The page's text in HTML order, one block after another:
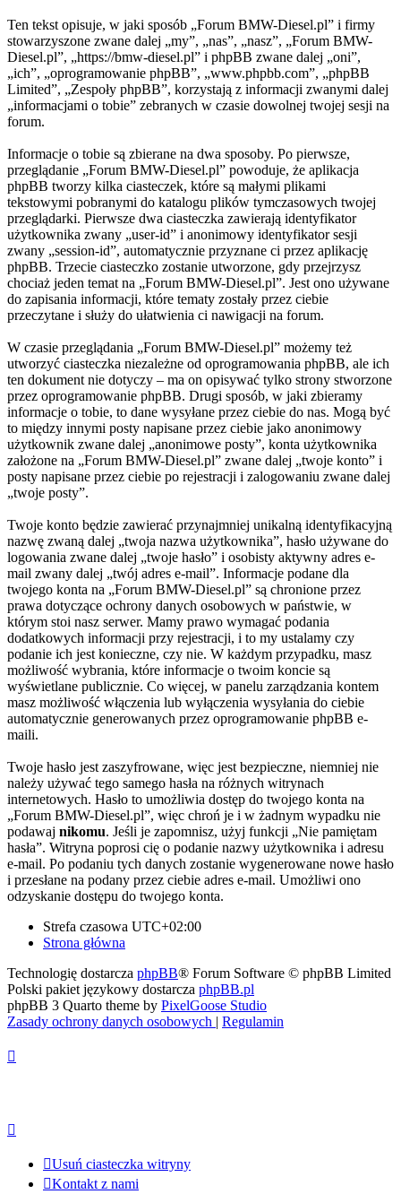
Ten tekst opisuje, w jaki sposób „Forum BMW-Diesel.pl” i firmy
stowarzyszone zwane dalej „my”, „nas”, „nasz”, „Forum BMW-
Diesel.pl”, „https://bmw-diesel.pl” i phpBB zwane dalej „oni”,
„ich”, „oprogramowanie phpBB”, „www.phpbb.com”, „phpBB
Limited”, „Zespoły phpBB”, korzystają z informacji zwanymi dalej
„informacjami o tobie” zebranych w czasie dowolnej twojej sesji na
forum.
Informacje o tobie są zbierane na dwa sposoby. Po pierwsze,
przeglądanie „Forum BMW-Diesel.pl” powoduje, że aplikacja
phpBB tworzy kilka ciasteczek, które są małymi plikami
tekstowymi pobranymi do katalogu plików tymczasowych twojej
przeglądarki. Pierwsze dwa ciasteczka zawierają identyfikator
użytkownika zwany „user-id” i anonimowy identyfikator sesji
zwany „session-id”, automatycznie przyznane ci przez aplikację
phpBB. Trzecie ciasteczko zostanie utworzone, gdy przejrzysz
chociaż jeden temat na „Forum BMW-Diesel.pl”. Jest ono używane
do zapisania informacji, które tematy zostały przez ciebie
przeczytane i służy do ułatwienia ci nawigacji na forum.
W czasie przeglądania „Forum BMW-Diesel.pl” możemy też
utworzyć ciasteczka niezależne od oprogramowania phpBB, ale ich
ten dokument nie dotyczy – ma on opisywać tylko strony stworzone
przez oprogramowanie phpBB. Drugi sposób, w jaki zbieramy
informacje o tobie, to dane wysyłane przez ciebie do nas. Mogą być
to między innymi posty napisane przez ciebie jako anonimowy
użytkownik zwane dalej „anonimowe posty”, konta użytkownika
założone na „Forum BMW-Diesel.pl” zwane dalej „twoje konto” i
posty napisane przez ciebie po rejestracji i zalogowaniu zwane dalej
„twoje posty”.
Twoje konto będzie zawierać przynajmniej unikalną identyfikacyjną
nazwę zwaną dalej „twoja nazwa użytkownika”, hasło używane do
logowania zwane dalej „twoje hasło” i osobisty aktywny adres e-
mail zwany dalej „twój adres e-mail”. Informacje podane dla
twojego konta na „Forum BMW-Diesel.pl” są chronione przez
prawa dotyczące ochrony danych osobowych w państwie, w
którym stoi nasz serwer. Mamy prawo wymagać podania
dodatkowych informacji przy rejestracji, i to my ustalamy czy
podanie ich jest konieczne, czy nie. W każdym przypadku, masz
możliwość wybrania, które informacje o twoim koncie są
wyświetlane publicznie. Co więcej, w panelu zarządzania kontem
masz możliwość włączenia lub wyłączenia wysyłania do ciebie
automatycznie generowanych przez oprogramowanie phpBB e-
maili.
Twoje hasło jest zaszyfrowane, więc jest bezpieczne, niemniej nie
należy używać tego samego hasła na różnych witrynach
internetowych. Hasło to umożliwia dostęp do twojego konta na
„Forum BMW-Diesel.pl”, więc chroń je i w żadnym wypadku nie
podawaj nikomu. Jeśli je zapomnisz, użyj funkcji „Nie pamiętam
hasła”. Witryna poprosi cię o podanie nazwy użytkownika i adresu
e-mail. Po podaniu tych danych zostanie wygenerowane nowe hasło
i przesłane na podany przez ciebie adres e-mail. Umożliwi ono
odzyskanie dostępu do twojego konta.
Strefa czasowa UTC+02:00
Strona główna
Technologię dostarcza phpBB® Forum Software © phpBB Limited
Polski pakiet językowy dostarcza phpBB.pl
phpBB 3 Quarto theme by PixelGoose Studio
Zasady ochrony danych osobowych | Regulamin
Usuń ciasteczka witryny
Kontakt z nami